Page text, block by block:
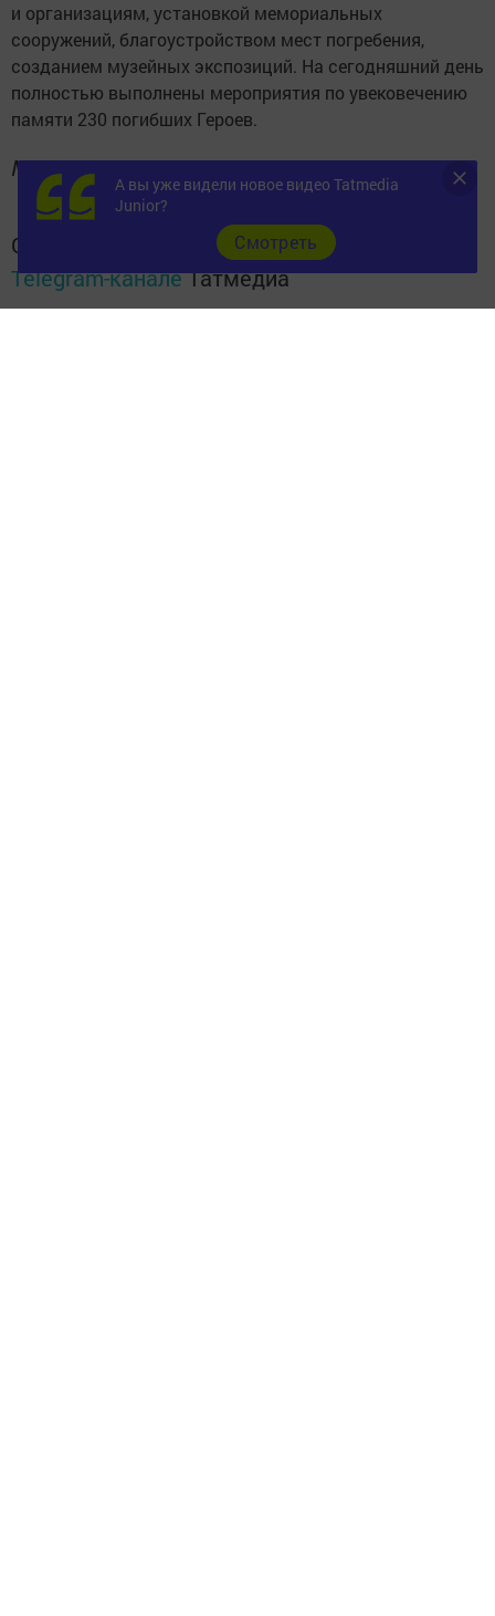
и организациям, установкой мемориальных
сооружений, благоустройством мест погребения,
созданием музейных экспозиций. На сегодняшний день
полностью выполнены мероприятия по увековечению
памяти 230 погибших Героев.
Минтруд РТ
Следите за самым важным и интересным в
Telegram-каналеТатмедиа
А вы уже видели новое видео Tatmedia
Junior?
Cмотреть